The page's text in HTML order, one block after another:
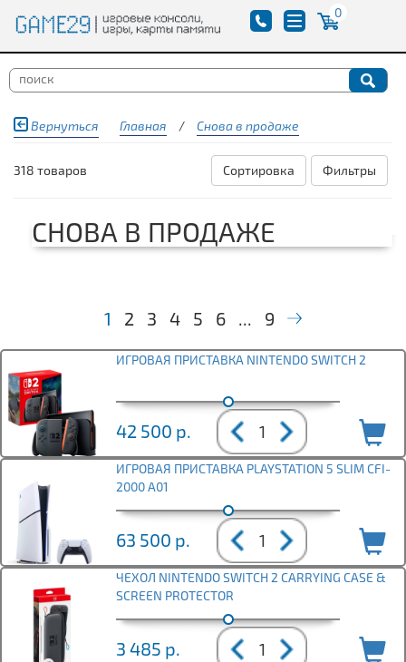
0
Вернуться Главная / Снова в продаже
318 товаров Фильтры
Сортировка
СНОВА В ПРОДАЖЕ
1 2 3 4 5 6 ... 9
ИГРОВАЯ ПРИСТАВКА NINTENDO SWITCH 2
42 500 р.
ИГРОВАЯ ПРИСТАВКА PLAYSTATION 5 SLIM CFI-
2000 A01
63 500 р.
ЧЕХОЛ NINTENDO SWITCH 2 CARRYING CASE &
SCREEN PROTECTOR
3 485 р.